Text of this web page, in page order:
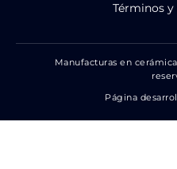
Términos
Manufacturas en
Página